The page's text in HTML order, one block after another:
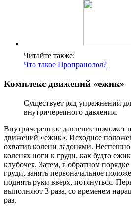
Читайте также:
Что такое Пропранолол?
Комплекс движений «ежик»
Существует ряд упражнений
внутричерепного давления.
Внутричерепное давление поможет
движений «ежик». Исходное
охватив колени ладонями.
коленях ноги к груди, как будто ежик
клубочек. Затем, в обратном
груди, занять первоначальное
поднять руки вверх, потянуться.
выполняют 3 раза, со временем
раз.